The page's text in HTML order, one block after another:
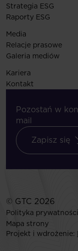
Strategia ESG
Raporty ESG
Media
Relacje prasowe
Galeria mediów
Kariera
Kontakt
Pozostań w
mail
Zapisz się
© GTC 2026
Polityka prywatności
Mapa strony
Projekt i wdrożenie: